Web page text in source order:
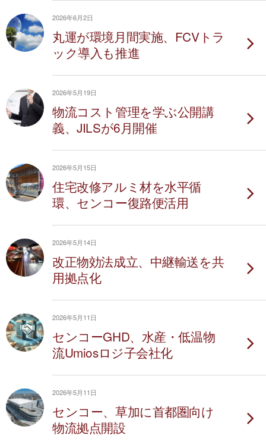
2026年6月2日
丸運が環境月間実施、FCVトラ
ック導入も推進
2026年5月19日
物流コスト管理を学ぶ公開講
義、JILSが6月開催
2026年5月15日
住宅改修アルミ材を水平循
環、センコー復路便活用
2026年5月14日
改正物効法成立、中継輸送を共
用拠点化
2026年5月11日
センコーGHD、水産・低温物
流Umiosロジ子会社化
2026年5月11日
センコー、草加に首都圏向け
物流拠点開設